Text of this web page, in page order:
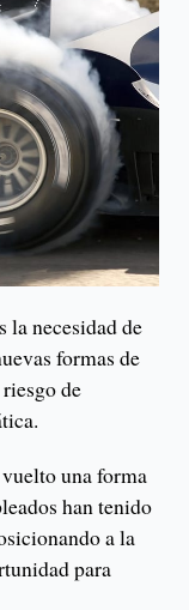
la necesidad de
formas de
de
una forma
han tenido
a la
para